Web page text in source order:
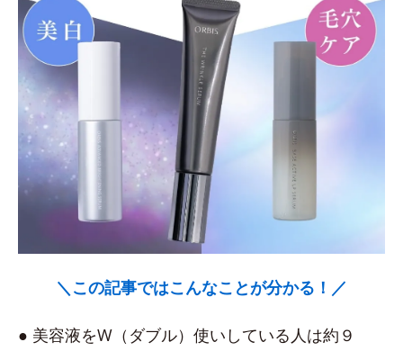
＼この記事ではこんなことが分かる！／
● 美容液をW（ダブル）使いしている人は約９